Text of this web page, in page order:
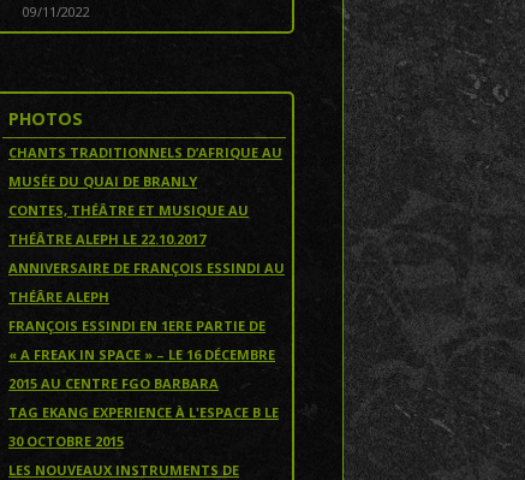
09/11/2022
PHOTOS
CHANTS TRADITIONNELS D’AFRIQUE AU
MUSÉE DU QUAI DE BRANLY
CONTES, THÉÂTRE ET MUSIQUE AU
THÉÂTRE ALEPH LE 22.10.2017
ANNIVERSAIRE DE FRANÇOIS ESSINDI AU
THÉÂRE ALEPH
FRANÇOIS ESSINDI EN 1ERE PARTIE DE
« A FREAK IN SPACE » – LE 16 DÉCEMBRE
2015 AU CENTRE FGO BARBARA
TAG EKANG EXPERIENCE À L'ESPACE B LE
30 OCTOBRE 2015
LES NOUVEAUX INSTRUMENTS DE